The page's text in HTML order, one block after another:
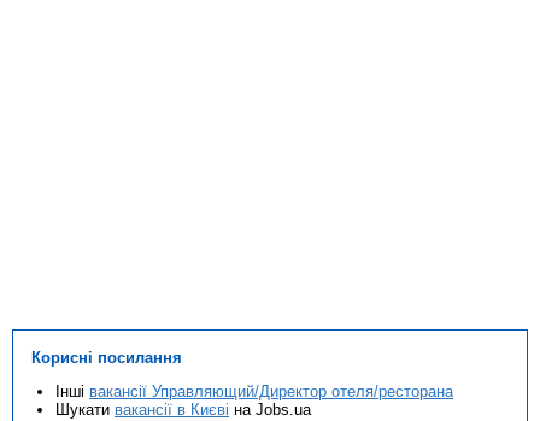
Корисні посилання
Інші вакансії Управляющий/Директор отеля/ресторана
Шукати вакансії в Києві на Jobs.ua